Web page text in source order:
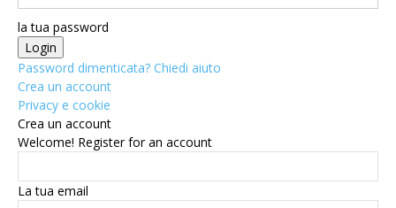
la tua password
Password dimenticata? Chiedi aiuto
Crea un account
Privacy e cookie
Crea un account
Welcome! Register for an account
La tua email